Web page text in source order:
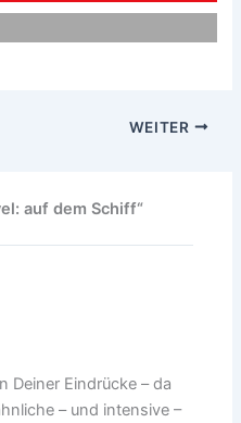
WEITER
auf dem Schiff“
Deiner Eindrücke – da
– und intensive –